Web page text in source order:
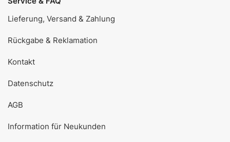
Lieferung, Versand & Zahlung
Rückgabe & Reklamation
Kontakt
Datenschutz
AGB
Information für Neukunden